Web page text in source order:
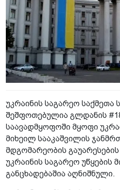
უკრაინის საგარეო საქმეთა
შეშფოთებულია გლდანის
საავადმყოფოში მყოფი
მიხეილ სააკაშვილის
მდგომარეობის გაუარესების
უკრაინის საგარეო უწყების
განცხადებაშია აღნიშნული.